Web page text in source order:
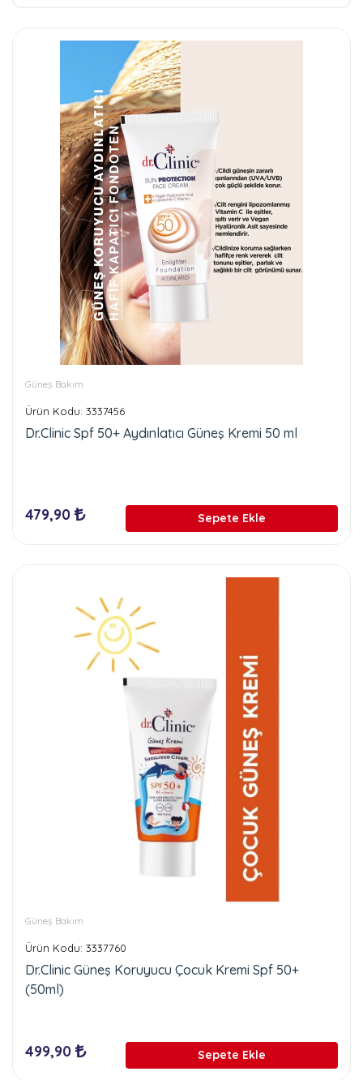
Güneş Bakım
Ürün Kodu: 3337456
Dr.Clinic Spf 50+ Aydınlatıcı Güneş Kremi 50 ml
479,90 Sepete Ekle
Güneş Bakım
Ürün Kodu: 3337760
Dr.Clinic Güneş Koruyucu Çocuk Kremi Spf 50+
(50ml)
499,90 Sepete Ekle